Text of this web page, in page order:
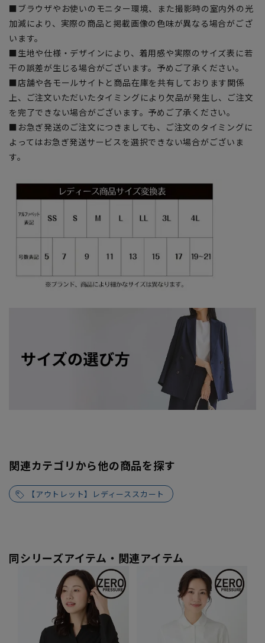
■ブラウザやお使いのモニター環境、また撮影時の室内外の光
加減により、実際の商品と掲載画像の色味が異なる場合がござ
います。
■生地や仕様・デザインにより、着用感や実際のサイズ表に若
干の誤差が生じる場合がございます。予めご了承ください。
■店舗や各モールサイトと商品在庫を共有しております関係
上、ご注文いただいたタイミングにより欠品が発生し、ご注文
を完了できない場合がございます。予めご了承ください。
■お急ぎ発送のご注文につきましても、ご注文のタイミングに
よってはお急ぎ発送サービスを選択できない場合がございま
す。
関連カテゴリから他の商品を探す
【アウトレット】レディーススカート
同シリーズアイテム・関連アイテム